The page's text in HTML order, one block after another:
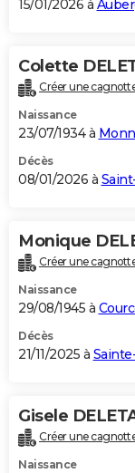
15/01/2026 à
Colette
Créer une
Naissance
23/07/1934 à
Décès
08/01/2026 à
Monique
Créer une
Naissance
29/08/1945 à
Décès
21/11/2025 à
Gisele
Créer une
Naissance